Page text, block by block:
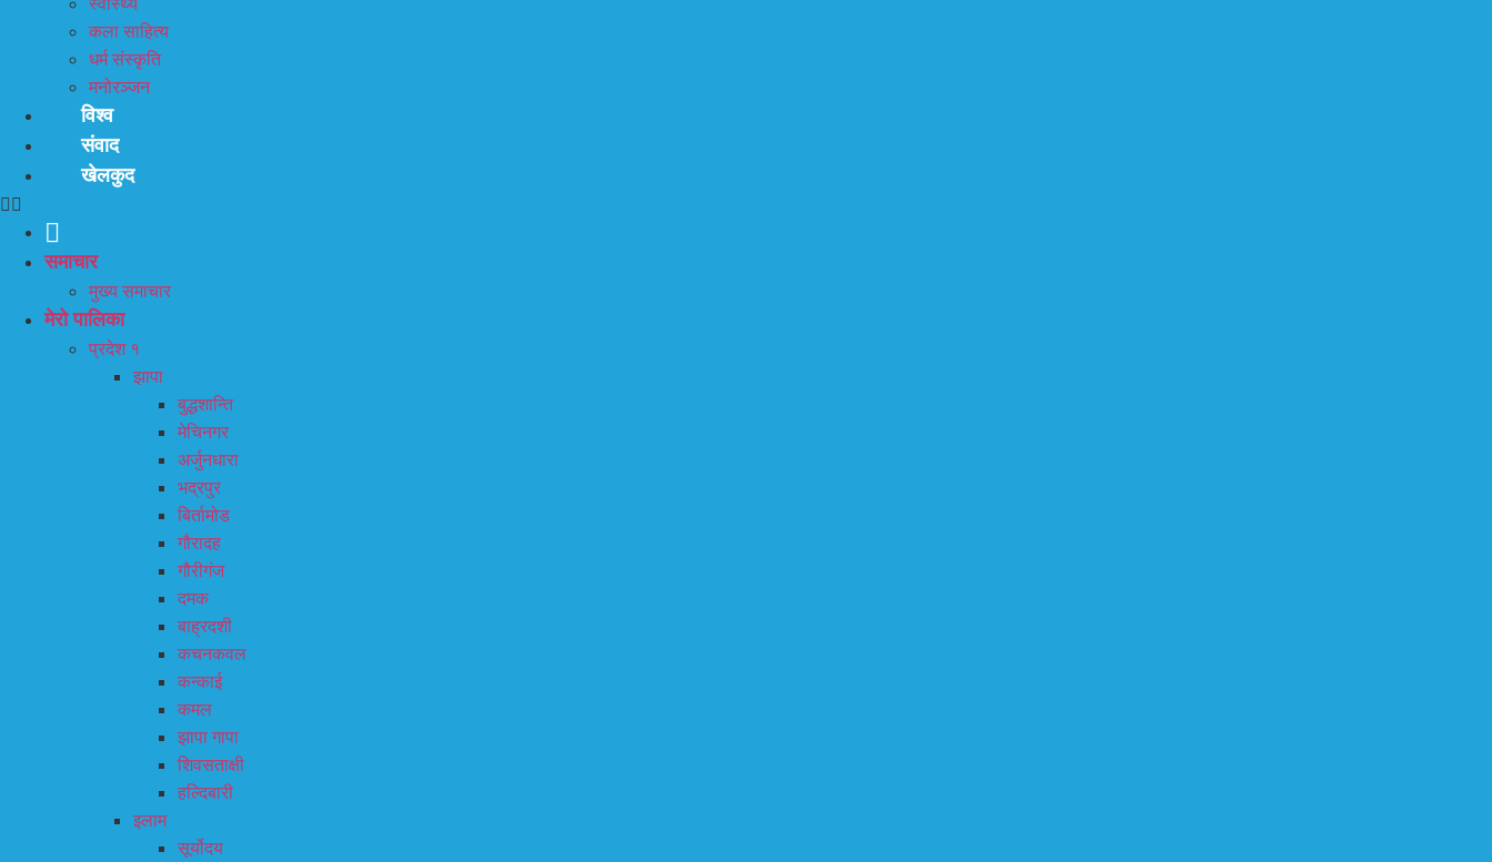
स्वास्थ्य
कला साहित्य
धर्म संस्कृति
मनोरञ्जन
विश्व
संवाद
खेलकुद
समाचार
मुख्य समाचार
मेरो पालिका
प्रदेश १
झापा
बुद्धशान्ति
मेचिनगर
अर्जुनधारा
भद्रपुर
बिर्तामोड
गौरादह
गौरीगंज
दमक
बाह्रदशी
कचनकवल
कन्काई
कमल
झापा गापा
शिवसताक्षी
हल्दिबारी
इलाम
सूर्योदय